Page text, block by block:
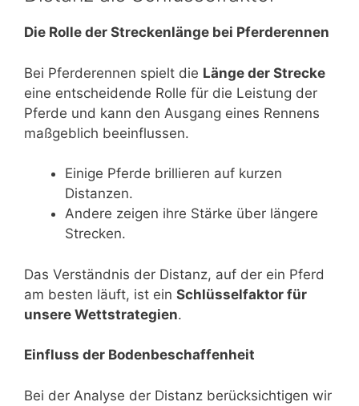
Die Rolle der Streckenlänge bei Pferderennen
Bei Pferderennen spielt die Länge der Strecke
eine entscheidende Rolle für die Leistung der
Pferde und kann den Ausgang eines Rennens
maßgeblich beeinflussen.
Einige Pferde brillieren auf kurzen
Distanzen.
Andere zeigen ihre Stärke über längere
Strecken.
Das Verständnis der Distanz, auf der ein Pferd
am besten läuft, ist ein Schlüsselfaktor für
unsere Wettstrategien.
Einfluss der Bodenbeschaffenheit
Bei der Analyse der Distanz berücksichtigen wir